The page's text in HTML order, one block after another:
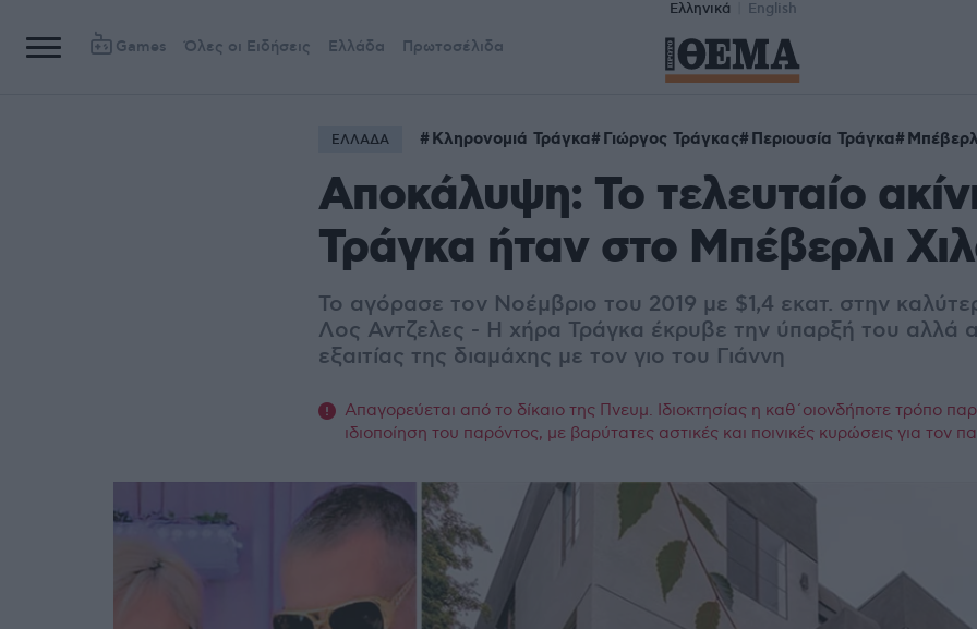
Ελληνικά English
Games Όλες οι Ειδήσεις Ελλάδα Πρωτοσέλιδα
ΕΛΛΑΔΑ Κληρονομιά Τράγκα Γιώργος Τράγκας Περιουσία Τράγκα
Αποκάλυψη: Το τελευταίο
Τράγκα ήταν στο Μπέβερλι
Το αγόρασε τον Νοέμβριο του 2019 με $1,4 εκατ. στην
Λος Αντζελες - Η χήρα Τράγκα έκρυβε την ύπαρξή του αλλά
εξαιτίας της διαμάχης με τον γιο του Γιάννη
Απαγορεύεται από το δίκαιο της Πνευμ. Ιδιοκτησίας η καθ΄οιονδήποτε τρόπο
ιδιοποίηση του παρόντος, με βαρύτατες αστικές και ποινικές κυρώσεις για τον